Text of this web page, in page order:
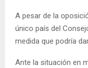
A pesar de la
único país del
medida que podría
Ante la situación en